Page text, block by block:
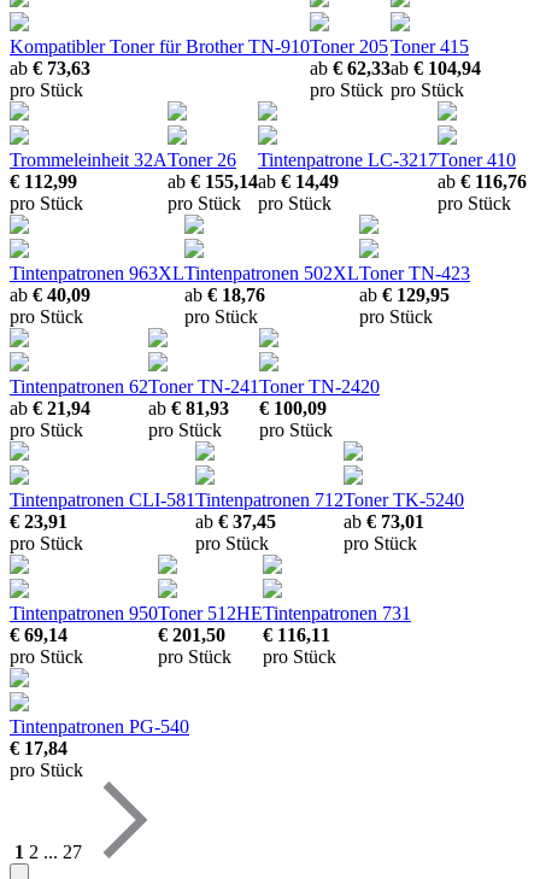
Kompatibler Toner für Brother TN-910
ab € 73,63
pro Stück
Toner 205
ab € 62,33
pro Stück
Toner 415
ab € 104,94
pro Stück
Trommeleinheit 32A
€ 112,99
pro Stück
Toner 26
ab € 155,14
pro Stück
Tintenpatrone LC-3217
ab € 14,49
pro Stück
Toner 410
ab € 116,76
pro Stück
Tintenpatronen 963XL
ab € 40,09
pro Stück
Tintenpatronen 502XL
ab € 18,76
pro Stück
Toner TN-423
ab € 129,95
pro Stück
Tintenpatronen 62
ab € 21,94
pro Stück
Toner TN-241
ab € 81,93
pro Stück
Toner TN-2420
€ 100,09
pro Stück
Tintenpatronen CLI-581
€ 23,91
pro Stück
Tintenpatronen 712
ab € 37,45
pro Stück
Toner TK-5240
ab € 73,01
pro Stück
Tintenpatronen 950
€ 69,14
pro Stück
Toner 512HE
€ 201,50
pro Stück
Tintenpatronen 731
€ 116,11
pro Stück
Tintenpatronen PG-540
€ 17,84
pro Stück
1 2 ... 27